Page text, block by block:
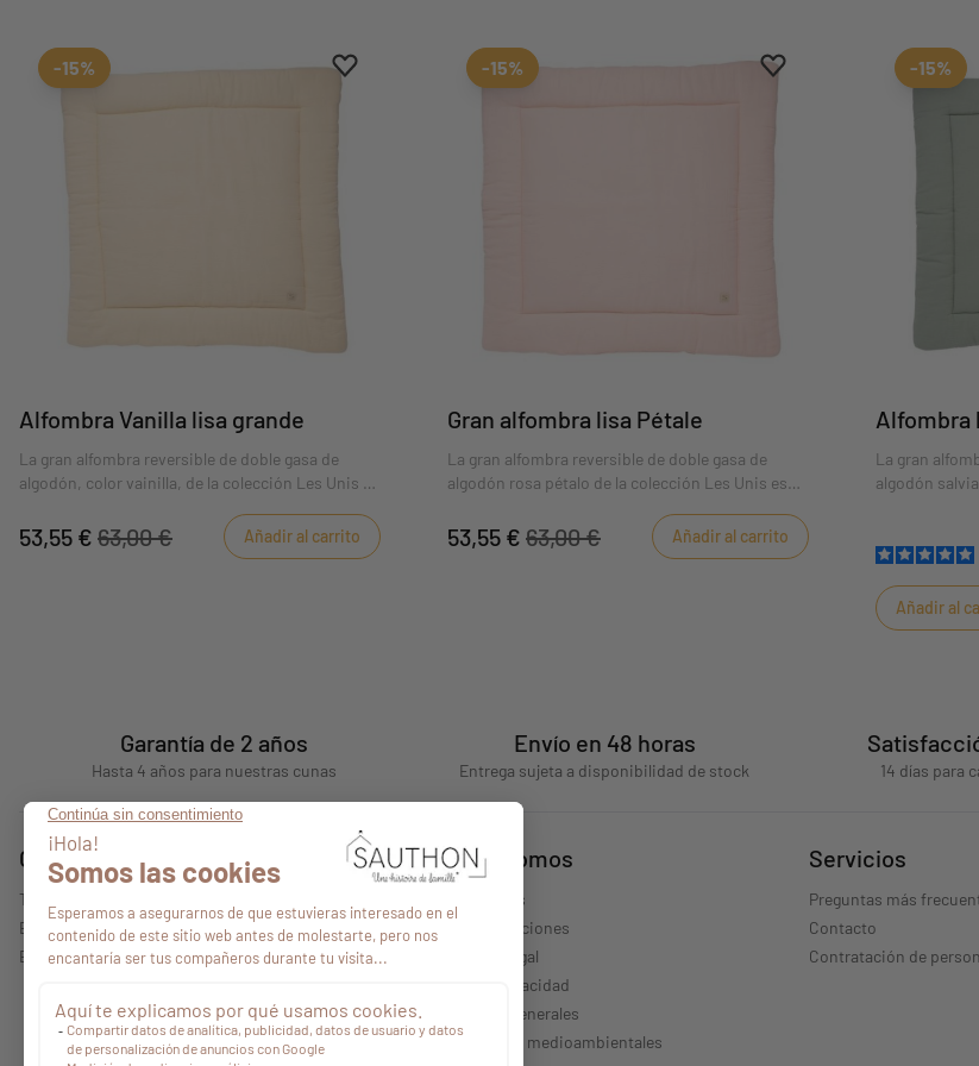
Aggiungi ai preferiti
borrar favoritos
-15%
Alfombra Vanilla lisa grande
La gran alfombra reversible de doble gasa de
algodón, color vainilla, de la colección Les Unis es
juguetes preferidos, desarrollando sus diferentes
sentidos. Coloca la alfombrilla en el suelo y
53,55 € 63,00 € Añadir al carrito
Aggiungi ai preferiti
borrar favoritos
-15%
Gran alfombra lisa Pétale
La gran alfombra reversible de doble gasa de
algodón rosa pétalo de la colección Les Unis es
juguetes preferidos y desarrolle sus diferentes
sentidos. Coloca la colchoneta en el suelo y
53,55 € 63,00 € Añadir al carrito
-15%
Alfombra
La gran
algodón
Coloca la
comodidad.
Añadir al
Garantía de 2 años
Hasta 4 años para nuestras cunas
Envío en 48 horas
Entrega sujeta a disponibilidad de stock 14 días para
Consejos
Todos nuestros consejos
Encontrar un punto de venta
Espacio profesional
Quiénes somos
Quiénes somos
Nuestras colecciones
Información legal
Política de privacidad
Condiciones generales
Características medioambientales
Servicios
Preguntas más
Contacto
Contratación de